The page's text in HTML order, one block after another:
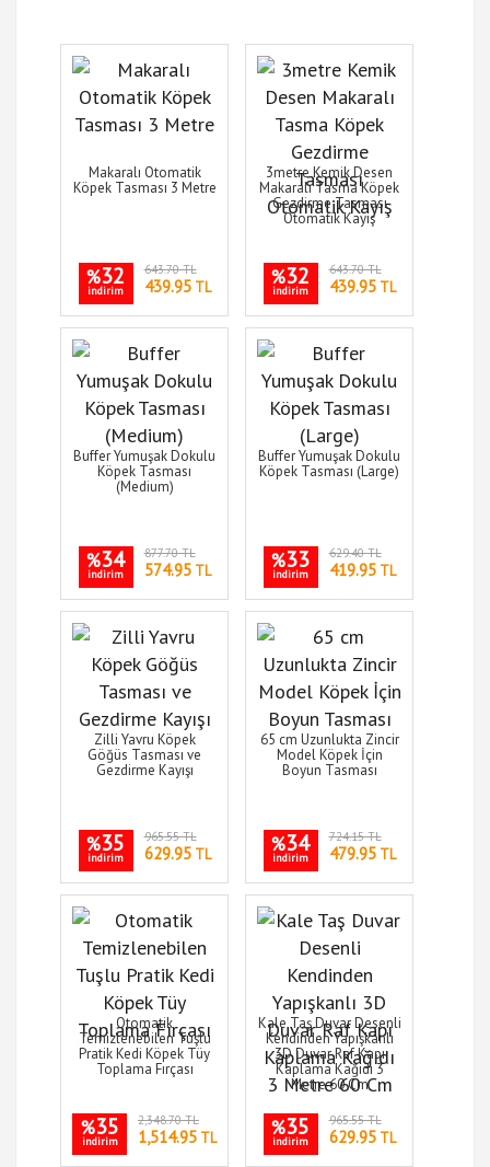
Makaralı Otomatik
Köpek Tasması 3 Metre
%32
indirim
643.70 TL
439.95TL
3metre Kemik Desen
Makaralı Tasma Köpek
Gezdirme Tasması
Otomatik Kayış
%32
indirim
643.70 TL
439.95TL
Buffer Yumuşak Dokulu
Köpek Tasması
(Medium)
%34
indirim
877.70 TL
574.95TL
Buffer Yumuşak Dokulu
Köpek Tasması (Large)
%33
indirim
629.40 TL
419.95TL
Zilli Yavru Köpek
Göğüs Tasması ve
Gezdirme Kayışı
%35
indirim
965.55 TL
629.95TL
65 cm Uzunlukta Zincir
Model Köpek İçin
Boyun Tasması
%34
indirim
724.15 TL
479.95TL
Otomatik
Temizlenebilen Tuşlu
Pratik Kedi Köpek Tüy
Toplama Fırçası
%35
indirim
2,348.70 TL
1,514.95 TL
Kale Taş Duvar Desenli
Kendinden Yapışkanlı
3D Duvar Raf Kapı
Kaplama Kağıdı 3
Metre 60 Cm
%35
indirim
965.55 TL
629.95TL